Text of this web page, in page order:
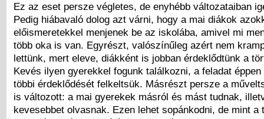
Ez az eset persze végletes, de enyhébb változataiban
Pedig hiábavaló dolog azt várni, hogy a mai diákok
előismeretekkel menjenek be az iskolába, amivel mi
több oka is van. Egyrészt, valószínűleg azért nem
lettünk, mert eleve, diákként is jobban érdeklődtünk a
Kevés ilyen gyerekkel fogunk találkozni, a feladat
többi érdeklődését felkeltsük. Másrészt persze a
is változott: a mai gyerekek másról és mást tudnak,
kevesebbet olvasnak. Ezen lehet sopánkodni, de mint a